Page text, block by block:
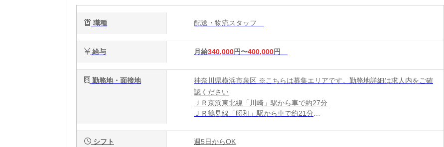
職種 配送・物流スタッフ
給与 月給340,000円〜400,000円
勤務地・面接地
神奈川県横浜市泉区 ※こちらは募集エリアです。勤務地詳細は求人内をご確
認ください
ＪＲ京浜東北線「川崎」駅から車で約27分
ＪＲ鶴見線「昭和」駅から車で約21分
シフト
週5日からOK